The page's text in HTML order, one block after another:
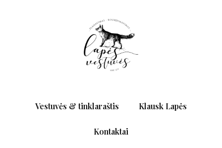
Vestuvės & tinklaraštis Klausk Lapės
Kontaktai